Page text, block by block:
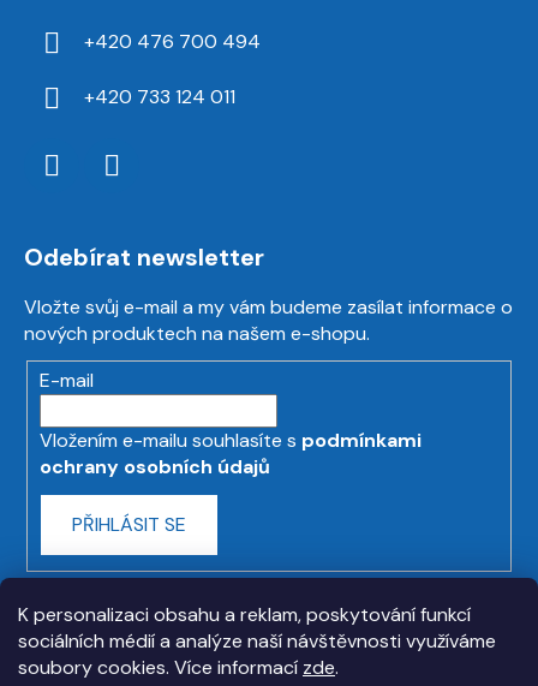
K personalizaci obsahu a reklam, poskytování funkcí
sociálních médií a analýze naší návštěvnosti využíváme
soubory cookies. Více informací zde.
+420 476 700 494
+420 733 124 011
Odebírat newsletter
Vložte svůj e-mail a my vám budeme zasílat informace o
nových produktech na našem e-shopu.
E-mail
Vložením e-mailu souhlasíte s podmínkami
ochrany osobních údajů
PŘIHLÁSIT SE